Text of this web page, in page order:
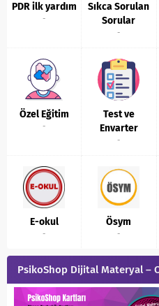
PDR ilk yardım
-
Sıkca Sorulan
Sorular
-
Özel Eğitim
-
Test ve
Envarter
-
E-okul
-
Ösym
-
PsikoShop Dijital Materyal –